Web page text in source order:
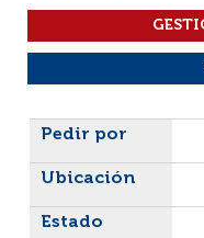
Liste des exemplaires